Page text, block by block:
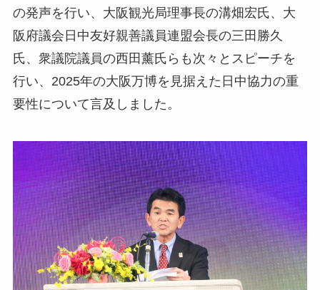
の発声を行い、大阪観光局理事長の溝畑宏氏、大
阪府議会日中友好親善議員連盟会長の三田勝久
氏、衆議院議員の西田薰氏らも次々とスピーチを
行い、2025年の大阪万博を見据えた日中協力の重
要性について言及しました。